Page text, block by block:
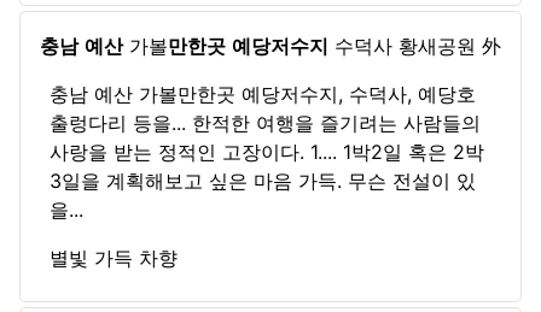
충남 예산가볼만한곳 예당저수지 수덕사 황새공원 外
충남 예산 가볼만한곳 예당저수지, 수덕사, 예당호
출렁다리 등을... 한적한 여행을 즐기려는 사람들의
사랑을 받는 정적인 고장이다. 1.... 1박2일 혹은 2박
3일을 계획해보고 싶은 마음 가득. 무슨 전설이 있
을...
별빛 가득 차향